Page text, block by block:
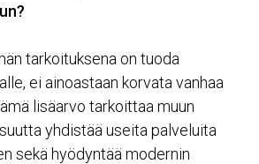
tarkoituksena on tuoda
ei ainoastaan korvata vanhaa
lisäarvo tarkoittaa muun
yhdistää useita palveluita
sekä hyödyntää modernin